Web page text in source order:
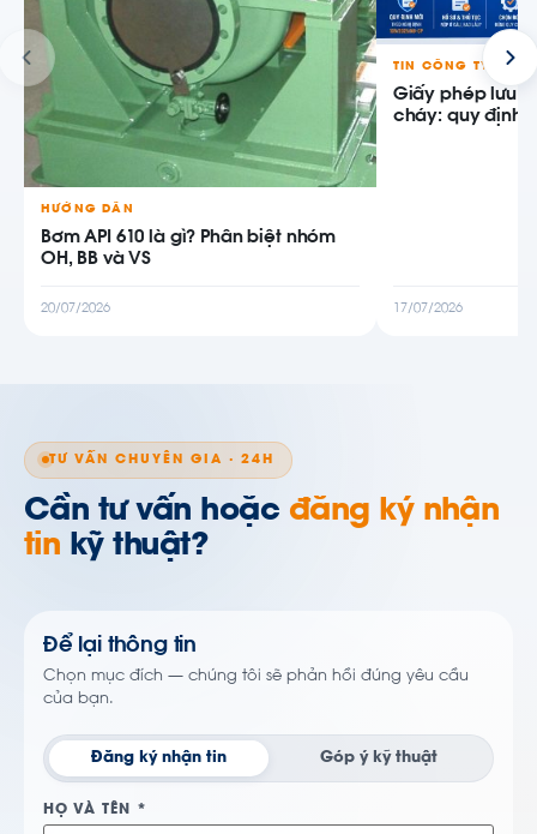
HƯỚNG DẪN
Bơm API 610 là gì? Phân biệt nhóm
OH, BB và VS
20/07/2026
TIN CÔNG TY
Giấy phép lưu
cháy: quy định
17/07/2026
TƯ VẤN CHUYÊN GIA · 24H
Cần tư vấn hoặc đăng ký nhận
tin kỹ thuật?
Để lại thông tin
Chọn mục đích — chúng tôi sẽ phản hồi đúng yêu cầu
của bạn.
Đăng ký nhận tin Góp ý kỹ thuật
HỌ VÀ TÊN *